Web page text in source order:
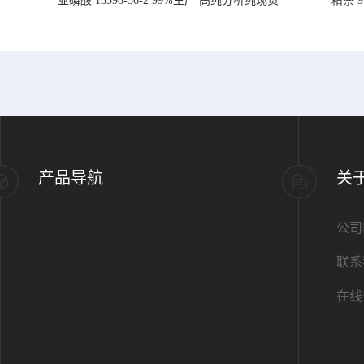
产品导航 关
公
联
在